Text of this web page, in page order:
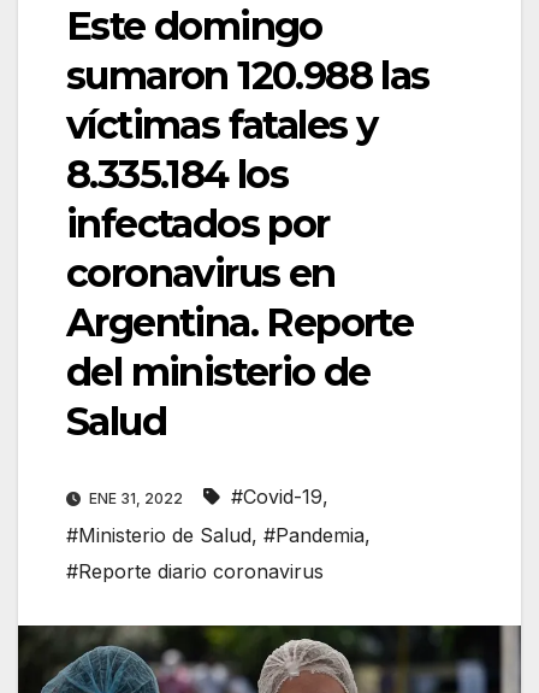
Este domingo
sumaron 120.988 las
víctimas fatales y
8.335.184 los
infectados por
coronavirus en
Argentina. Reporte
del ministerio de
Salud
ENE 31, 2022 #Covid-19,
#Ministerio de Salud, #Pandemia,
#Reporte diario coronavirus